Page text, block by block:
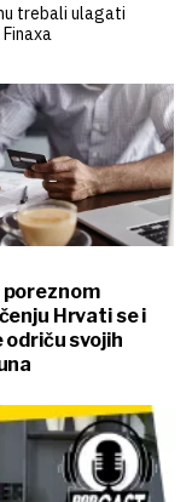
trebali ulagati
poreznom
Hrvati se i
odriču svojih